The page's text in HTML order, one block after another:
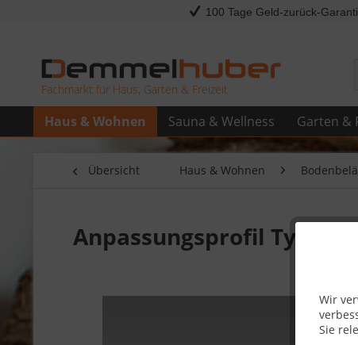
100 Tage Geld-zurück-
Fachmarkt für Haus, Garten & Freizeit
Haus & Wohnen Sauna & Wellness Garten &
Wir
Sie
Übersicht Haus & Wohnen
Anpassungsprofil Typ 200